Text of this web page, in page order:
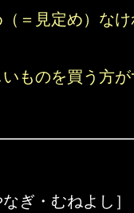
＝見定め）な
ものを買う方
ぎ・むねよし］